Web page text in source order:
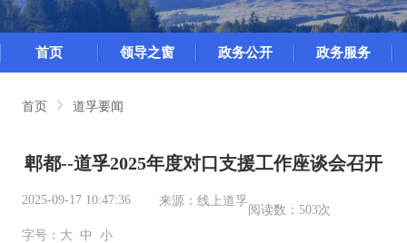
首页 领导之窗 政务公开 政务服务
首页 道孚要闻
郫都--道孚2025年度对口支援工作座谈会召开
2025-09-17 10:47:36 来源： 线上道孚
阅读数： 503次
字号： 大 中 小